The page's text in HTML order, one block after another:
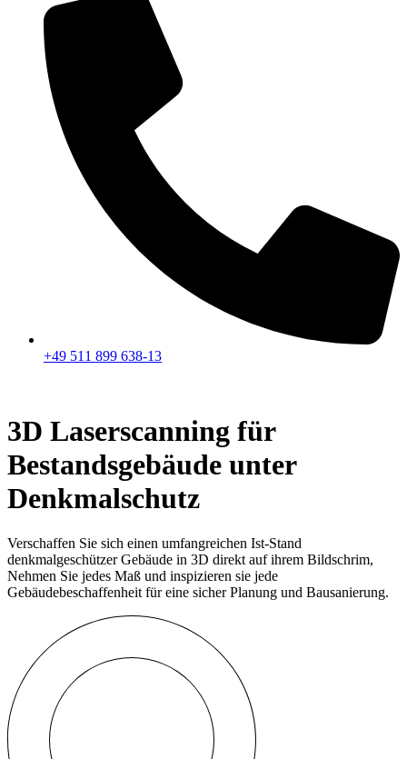
+49 511 899 638-13
3D Laserscanning für
Bestandsgebäude unter
Denkmalschutz
Verschaffen Sie sich einen umfangreichen Ist-Stand
denkmalgeschützer Gebäude in 3D direkt auf ihrem Bildschrim,
Nehmen Sie jedes Maß und inspizieren sie jede
Gebäudebeschaffenheit für eine sicher Planung und Bausanierung.